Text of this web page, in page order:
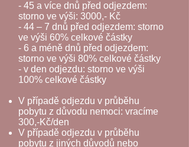
- 45 a více dnů před odjezdem:
storno ve výši: 3000,- Kč
- 44 – 7 dnů před odjezdem: storno
ve výši 60% celkové částky
- 6 a méně dnů před odjezdem:
storno ve výši 80% celkové částky
- v den odjezdu: storno ve výši
100% celkové částky
V případě odjezdu v průběhu
pobytu z důvodu nemoci: vracíme
300,-Kč/den
V případě odjezdu v průběhu
pobytu z jiných důvodů nebo